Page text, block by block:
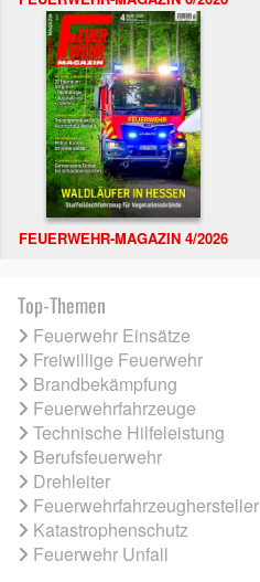
FEUERWEHR-MAGAZIN 4/2026
Top-Themen
Feuerwehr Einsätze
Freiwillige Feuerwehr
Brandbekämpfung
Feuerwehrfahrzeuge
Technische Hilfeleistung
Berufsfeuerwehr
Drehleiter
Feuerwehrfahrzeughersteller
Katastrophenschutz
Feuerwehr Unfall